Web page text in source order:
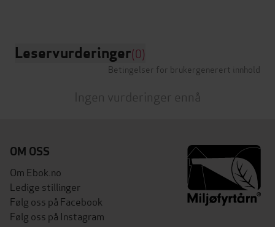
Leservurderinger(0)
Betingelser for brukergenerert innhold
Ingen vurderinger ennå
OM OSS
Om Ebok.no
Ledige stillinger
Følg oss på Facebook
Følg oss på Instagram